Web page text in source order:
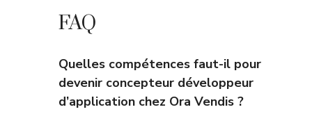
FAQ
Quelles compétences faut-il pour
devenir concepteur développeur
d’application chez Ora Vendis ?